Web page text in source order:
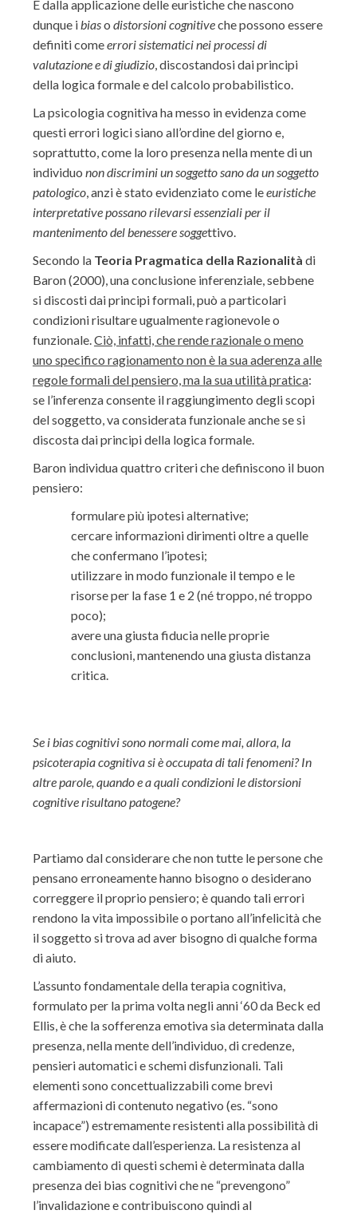
È dalla applicazione delle euristiche che nascono
dunque ibiaso distorsioni cognitiveche possono essere
definiti comeerrori sistematici nei processi di
valutazione e di giudizio, discostandosi dai principi
della logica formale e del calcolo probabilistico.
La psicologia cognitiva ha messo in evidenza come
questi errori logici siano all’ordine del giorno e,
soprattutto, come la loro presenza nella mente di un
individuo non discrimini un soggetto sano da un soggetto
patologico, anzi è stato evidenziato come leeuristiche
interpretative possano rilevarsi essenziali per il
mantenimento del benessere soggettivo.
Secondo la Teoria Pragmatica della Razionalità di
Baron (2000), una conclusione inferenziale, sebbene
si discosti dai principi formali, può a particolari
condizioni risultare ugualmente ragionevole o
funzionale.Ciò, infatti, che rende razionale o meno
uno specifico ragionamento non è la sua aderenza alle
regole formali del pensiero, ma la sua utilità pratica:
se l’inferenza consente il raggiungimento degli scopi
del soggetto, va considerata funzionale anche se si
discosta dai principi della logica formale.
Baron individua quattro criteri che definiscono il buon
pensiero:
formulare più ipotesi alternative;
cercare informazioni dirimenti oltre a quelle
che confermano l’ipotesi;
utilizzare in modo funzionale il tempo e le
risorse per la fase 1 e 2 (né troppo, né troppo
poco);
avere una giusta fiducia nelle proprie
conclusioni, mantenendo una giusta distanza
critica.
Se i bias cognitivi sono normali come mai, allora, la
psicoterapia cognitiva si è occupata di tali fenomeni? In
altre parole, quando e a quali condizioni le distorsioni
cognitive risultano patogene?
Partiamo dal considerare che non tutte le persone che
pensano erroneamente hanno bisogno o desiderano
correggere il proprio pensiero; è quando tali errori
rendono la vita impossibile o portano all’infelicità che
il soggetto si trova ad aver bisogno di qualche forma
di aiuto.
L’assunto fondamentale della terapia cognitiva,
formulato per la prima volta negli anni ‘60 da Beck ed
Ellis, è che la sofferenza emotiva sia determinata dalla
presenza, nella mente dell’individuo, di credenze,
pensieri automatici e schemi disfunzionali. Tali
elementi sono concettualizzabili come brevi
affermazioni di contenuto negativo (es. “sono
incapace”) estremamente resistenti alla possibilità di
essere modificate dall’esperienza. La resistenza al
cambiamento di questi schemi è determinata dalla
presenza dei bias cognitivi che ne “prevengono”
l’invalidazione e contribuiscono quindi al